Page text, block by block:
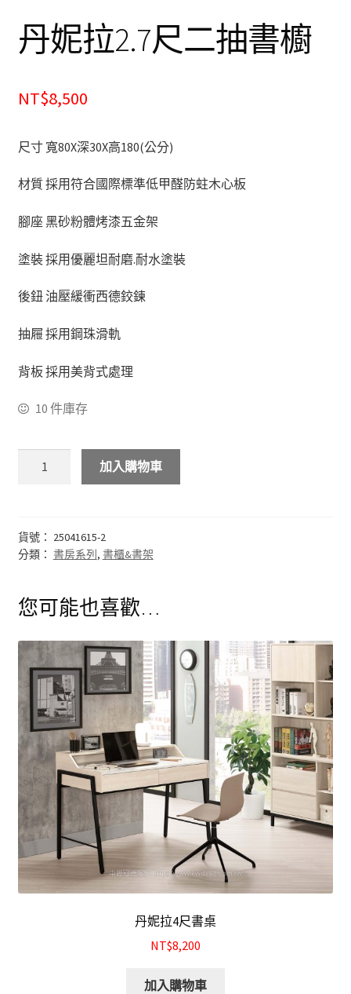
化妝台
床頭櫃
書房系列
多功能桌(收銀台)
書桌&電腦桌
書櫃&書架
其他
結帳
購物車
運送注意事項
原木沙發
丹妮拉2.7尺二抽書櫥
NT$8,500
尺寸 寬80X深30X高180(公分)
材質 採用符合國際標準低甲醛防蛀木心板
腳座 黑砂粉體烤漆五金架
塗裝 採用優麗坦耐磨.耐水塗裝
後鈕 油壓緩衝西德鉸鍊
抽屜 採用鋼珠滑軌
背板 採用美背式處理
10 件庫存
加入購物車
貨號： 25041615-2
分類： 書房系列 , 書櫃&書架
您可能也喜歡…
丹妮拉4尺書桌
NT$8,200
加入購物車